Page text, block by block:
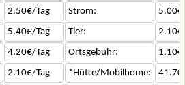
2.50€/Tag Strom:
5.40€/Tag Tier:
4.20€/Tag Ortsgebühr:
2.10€/Tag *Hütte/Mobilhome: